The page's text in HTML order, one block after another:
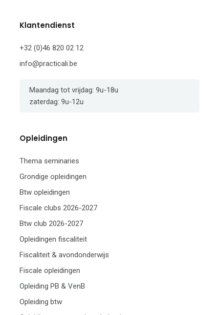
Opleidingen
Thema seminaries
Grondige opleidingen
Btw opleidingen
Fiscale clubs 2026-2027
Btw club 2026-2027
Opleidingen fiscaliteit
Fiscaliteit & avondonderwijs
Fiscale opleidingen
Opleiding PB & VenB
Opleiding btw
Klantendienst
+32 (0)46 820 02 12
info@practicali.be
Maandag tot vrijdag: 9u-18u
zaterdag: 9u-12u